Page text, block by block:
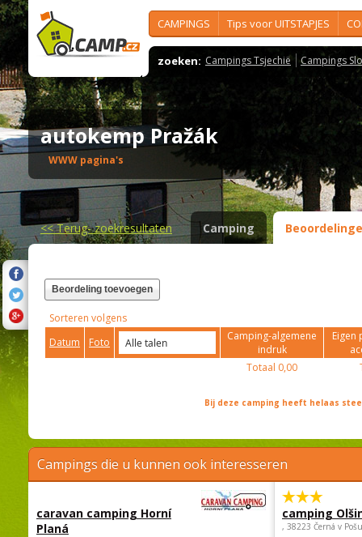
CAMPINGS Tips voor UITSTAPJES
zoeken: Campings Tsjechië Campings
autokemp Pražák
WWW pagina's
<<Terug- zoekresultaten Camping
Beordeling toevoegen
Sorteren volgens
Datum
Foto
Camping-algemene
indruk
Eigen
Totaal 0,00
Bij deze camping heeft helaas
Campings die u kunnen ook interesseren
caravan camping Horní
Planá
camping
, 38223 Černá v